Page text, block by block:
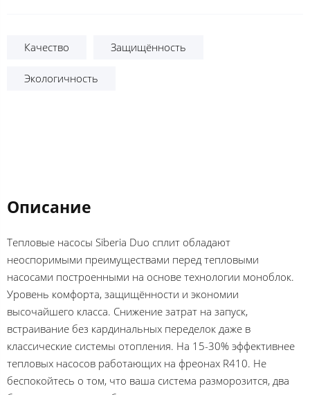
Качество Защищённость
Экологичность
Описание
Тепловые насосы Siberia Duo сплит обладают
неоспоримыми преимуществами перед тепловыми
насосами построенными на основе технологии моноблок.
Уровень комфорта, защищённости и экономии
высочайшего класса. Снижение затрат на запуск,
встраивание без кардинальных переделок даже в
классические системы отопления. На 15-30% эффективнее
тепловых насосов работающих на фреонах R410. Не
беспокойтесь о том, что ваша система разморозится, два